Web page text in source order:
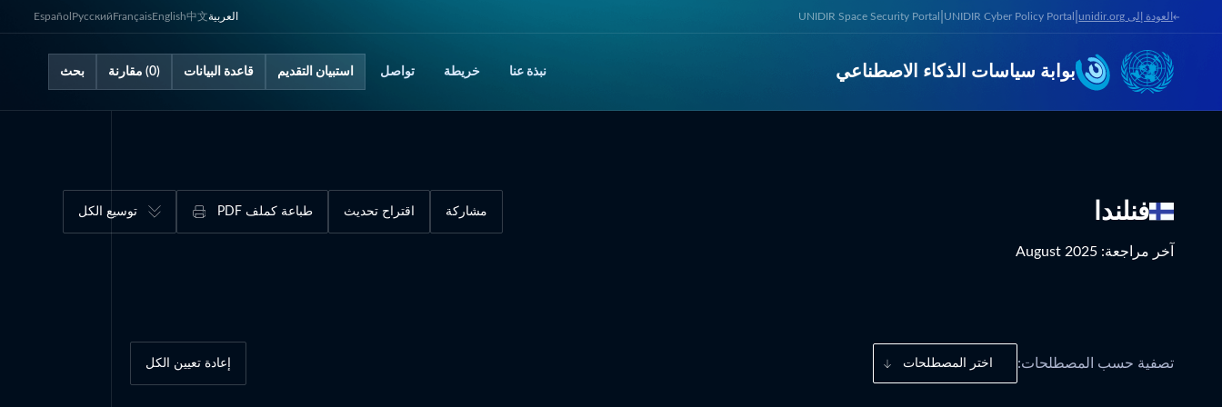
العودة إلى unidir.org |
UNIDIR Cyber Policy Portal
UNIDIR Space Security Portal العربية中文
English
Français
Русский
Español
بوابة سياسات الذكاء الاصطناعي نبذة عنا خريطة تواصل استبيان التقديم قاعدة البيانات (0) مقارنة بحث
فنلندا
آخر مراجعة:
August 2025
مشاركة اقتراح تحديث طباعة كملف PDF توسيع الكل
تصفية حسب المصطلحات: اختر المصطلحات إعادة تعيين الكل